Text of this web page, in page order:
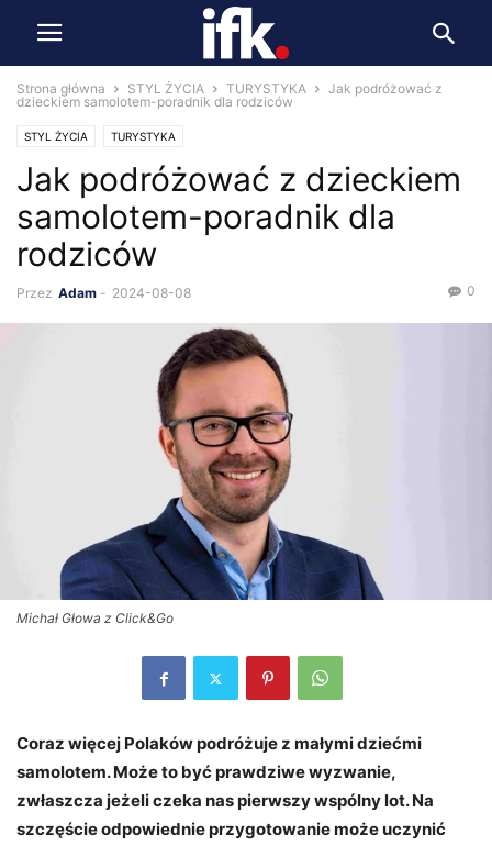
Strona główna STYL ŻYCIA TURYSTYKA
Jak podróżować z
dzieckiem samolotem-poradnik dla rodziców
STYL ŻYCIA TURYSTYKA
Jak podróżować z dzieckiem
samolotem-poradnik dla
rodziców
Przez Adam - 2024-08-08 0
Michał Głowa z Click&Go
Coraz więcej Polaków podróżuje z małymi dziećmi
samolotem. Może to być prawdziwe wyzwanie,
zwłaszcza jeżeli czeka nas pierwszy wspólny lot. Na
szczęście odpowiednie przygotowanie może uczynić